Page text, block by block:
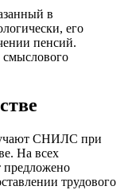
в
его
пенсий.
СНИЛС при
На всех
предложено
трудового